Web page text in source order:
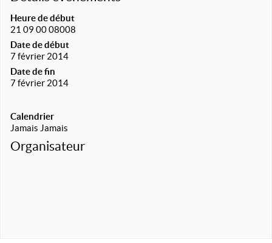
Heure de début
21 09 00 08008
Date de début
7 février 2014
Date de fin
7 février 2014
Calendrier
Jamais Jamais
Organisateur